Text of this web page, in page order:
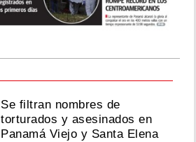
Se filtran nombres de
torturados y asesinados en
Panamá Viejo y Santa Elena